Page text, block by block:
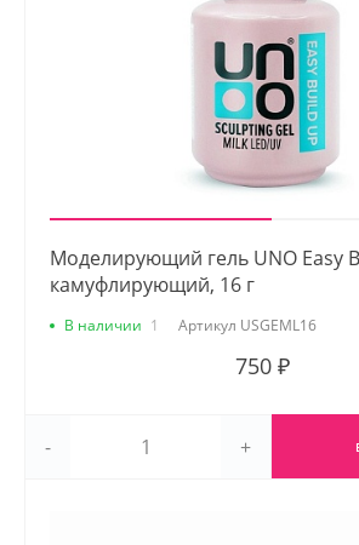
Моделирующий гель UNO Easy
камуфлирующий, 16 г
В наличии 1 Артикул USGEML16
750 ₽
- +